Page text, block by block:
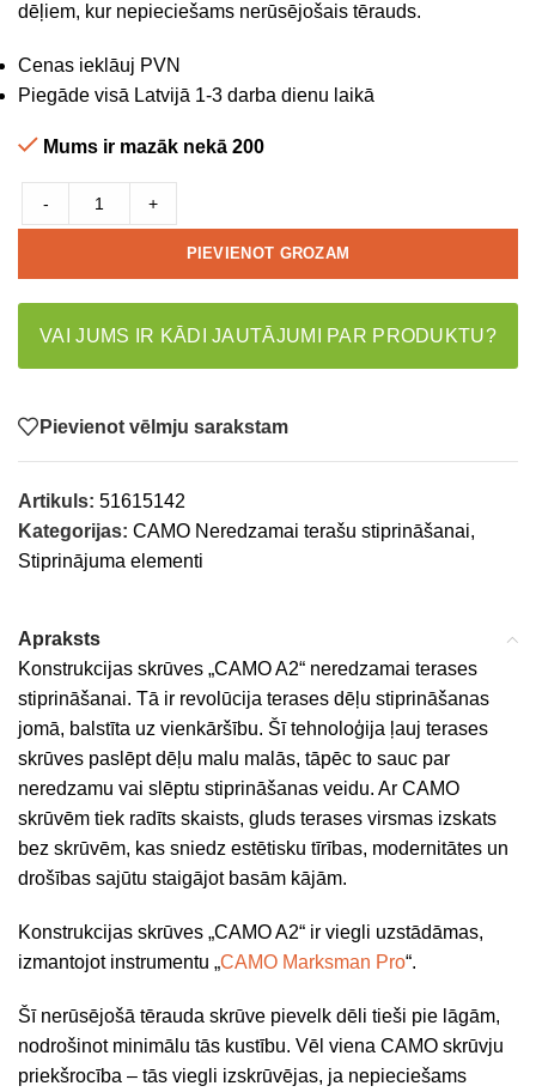
dēļiem, kur nepieciešams nerūsējošais tērauds.
Cenas ieklāuj PVN
Piegāde visā Latvijā 1-3 darba dienu laikā
Mums ir mazāk nekā 200
- +
PIEVIENOT GROZAM
VAI JUMS IR KĀDI JAUTĀJUMI PAR PRODUKTU?
Pievienot vēlmju sarakstam
Artikuls: 51615142
Kategorijas: CAMO Neredzamai terašu stiprināšanai,
Stiprinājuma elementi
Apraksts
Konstrukcijas skrūves „CAMO A2“ neredzamai terases
stiprināšanai. Tā ir revolūcija terases dēļu stiprināšanas
jomā, balstīta uz vienkāršību. Šī tehnoloģija ļauj terases
skrūves paslēpt dēļu malu malās, tāpēc to sauc par
neredzamu vai slēptu stiprināšanas veidu. Ar CAMO
skrūvēm tiek radīts skaists, gluds terases virsmas izskats
bez skrūvēm, kas sniedz estētisku tīrības, modernitātes un
drošības sajūtu staigājot basām kājām.
Konstrukcijas skrūves „CAMO A2“ ir viegli uzstādāmas,
izmantojot instrumentu „CAMO Marksman Pro“.
Šī nerūsējošā tērauda skrūve pievelk dēli tieši pie lāgām,
nodrošinot minimālu tās kustību. Vēl viena CAMO skrūvju
priekšrocība – tās viegli izskrūvējas, ja nepieciešams